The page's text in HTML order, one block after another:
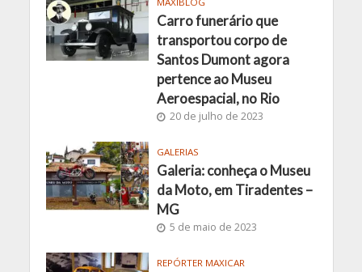
Carro funerário que
transportou corpo de
Santos Dumont agora
pertence ao Museu
Aeroespacial, no Rio
20 de julho de 2023
GALERIAS
Galeria: conheça o Museu
da Moto, em Tiradentes –
MG
5 de maio de 2023
REPÓRTER MAXICAR